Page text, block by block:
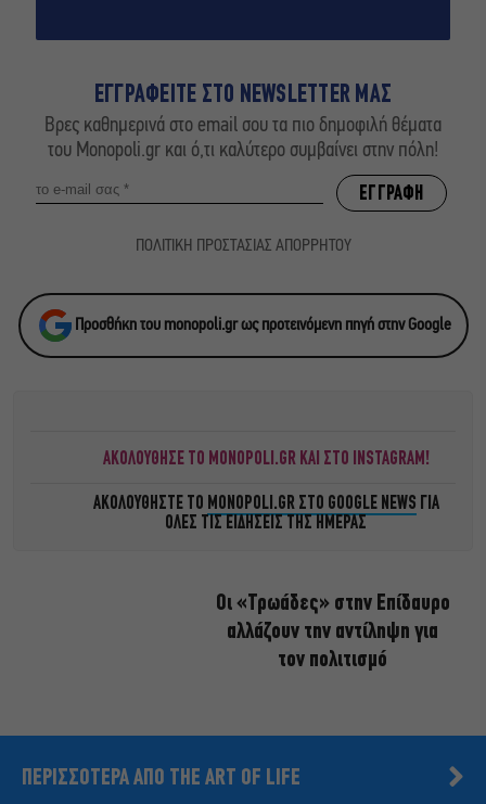
ΕΓΓΡΑΦΕΙΤΕ ΣΤΟ NEWSLETTER ΜΑΣ
Βρες καθημερινά στο email σου τα πιο δημοφιλή θέματα
του Monopoli.gr και ό,τι καλύτερο συμβαίνει στην πόλη!
ΠΟΛΙΤΙΚΗ ΠΡΟΣΤΑΣΙΑΣ ΑΠΟΡΡΗΤΟΥ
Προσθήκη του monopoli.gr ως προτεινόμενη πηγή στην Google
ΑΚΟΛΟΥΘΗΣΕ ΤΟ MONOPOLI.GR ΚΑΙ ΣΤΟ INSTAGRAM!
ΑΚΟΛΟΥΘΗΣΤΕ ΤΟ MONOPOLI.GR ΣΤΟ GOOGLE NEWS ΓΙΑ
ΟΛΕΣ ΤΙΣ ΕΙΔΗΣΕΙΣ ΤΗΣ ΗΜΕΡΑΣ
Οι «Τρωάδες» στην Επίδαυρο
αλλάζουν την αντίληψη για
τον πολιτισμό
ΠΕΡΙΣΣΟΤΕΡΑ ΑΠΟ THE ART OF LIFE